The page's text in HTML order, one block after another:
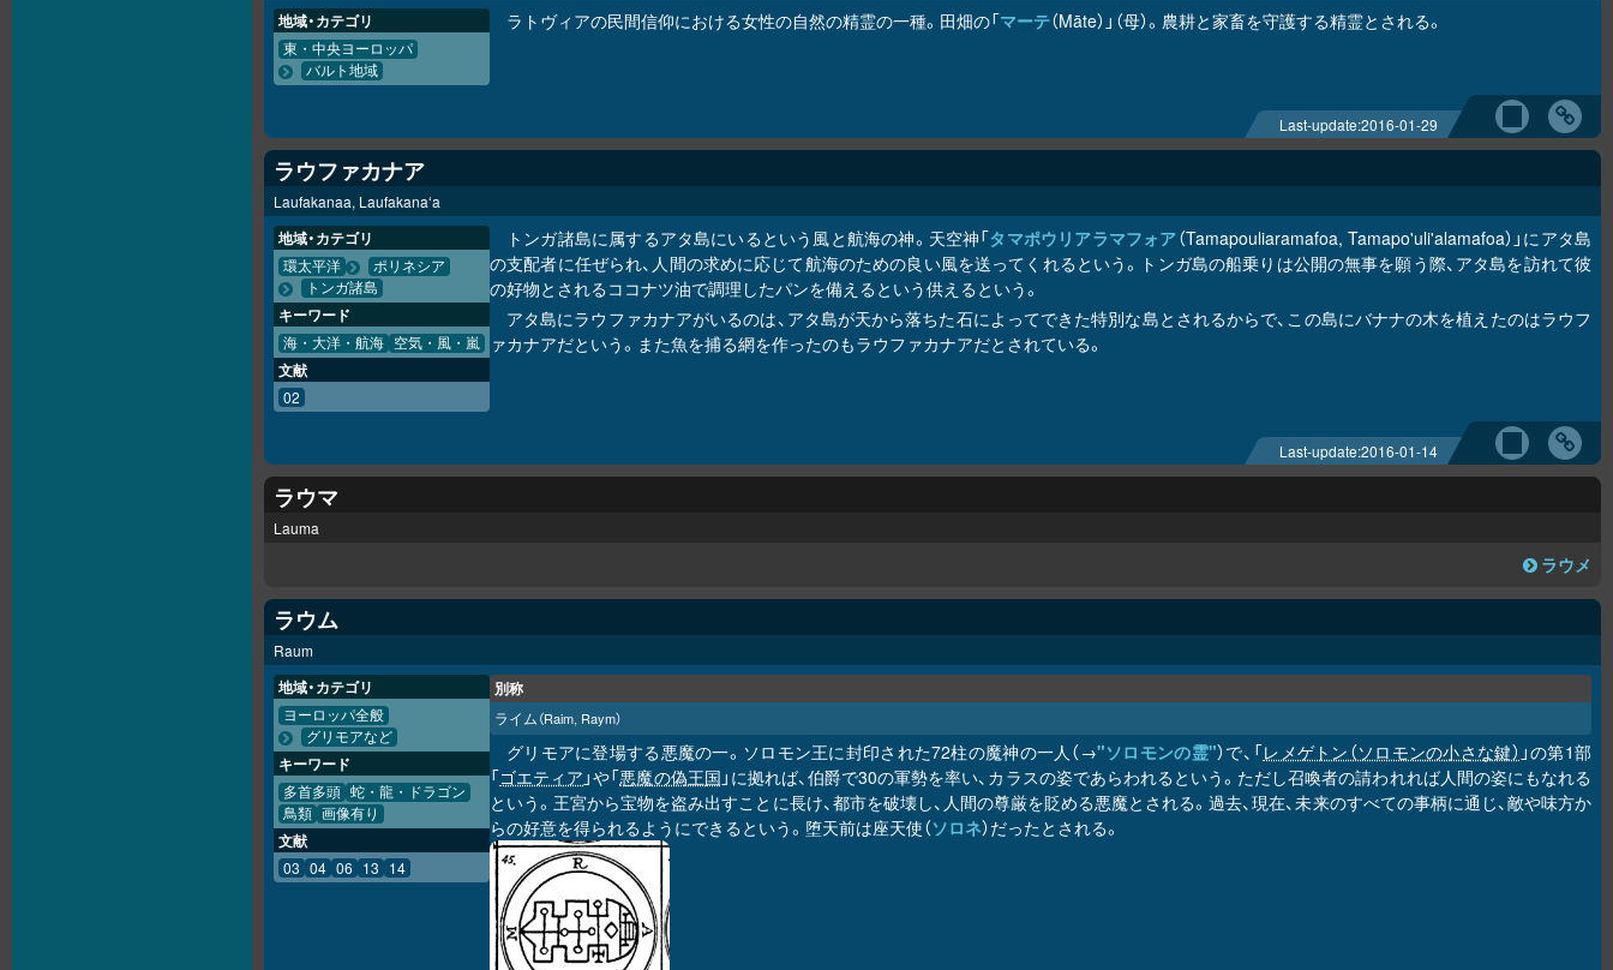
ラトヴィアの民間信仰における女性の自然の精霊の一種。田畑の「マーテ（Māte）」（母）。農耕と家畜を守護する精霊とされる。
地域・カテゴリ
東・中央ヨーロッパ
バルト地域
Last-update:2016-01-29
ラウファカナア
Laufakanaa, Laufakanaʻa
トンガ諸島に属するアタ島にいるという風と航海の神。天空神「タマポウリアラマフォア（Tamapouliaramafoa, Tamapo'uli'alamafoa）」にアタ島
の支配者に任ぜられ、人間の求めに応じて航海のための良い風を送ってくれるという。トンガ島の船乗りは公開の無事を願う際、アタ島を訪れて彼
の好物とされるココナツ油で調理したパンを備えるという供えるという。
アタ島にラウファカナアがいるのは、アタ島が天から落ちた石によってできた特別な島とされるからで、この島にバナナの木を植えたのはラウフ
ァカナアだという。また魚を捕る網を作ったのもラウファカナアだとされている。
地域・カテゴリ
環太平洋
ポリネシア
トンガ諸島
キーワード
海・大洋・航海 空気・風・嵐
文献
02
Last-update:2016-01-14
ラウマ
Lauma
ラウメ
ラウム
Raum
別称
ライム（Raim, Raym）
グリモアに登場する悪魔の一。ソロモン王に封印された72柱の魔神の一人（→"ソロモンの霊"）で、「レメゲトン（ソロモンの小さな鍵） 」の第1部
「ゴエティア 」や「悪魔の偽王国 」に拠れば、伯爵で30の軍勢を率い、カラスの姿であらわれるという。ただし召喚者の請われれば人間の姿にもなれる
という。王宮から宝物を盗み出すことに長け、都市を破壊し、人間の尊厳を貶める悪魔とされる。過去、現在、未来のすべての事柄に通じ、敵や味方か
らの好意を得られるようにできるという。堕天前は座天使（ソロネ）だったとされる。
地域・カテゴリ
ヨーロッパ全般
グリモアなど
キーワード
多首多頭 蛇・龍・ドラゴン
鳥類 画像有り
文献
03 04 06 13 14